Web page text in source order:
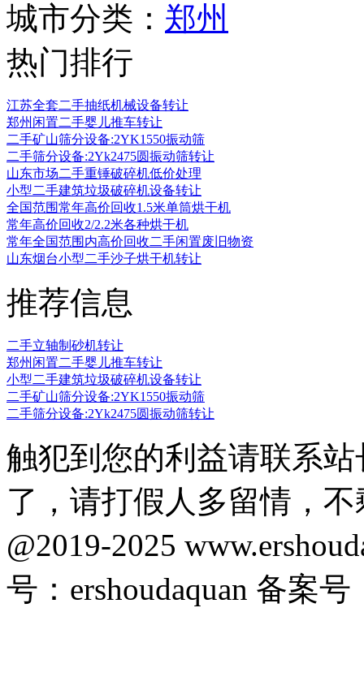
城市分类： 郑州
热门排行
江苏全套二手抽纸机械设备转让
郑州闲置二手婴儿推车转让
二手矿山筛分设备:2YK1550振动筛
二手筛分设备:2Yk2475圆振动筛转让
山东市场二手重锤破碎机低价处理
小型二手建筑垃圾破碎机设备转让
全国范围常年高价回收1.5米单筒烘干机
常年高价回收2/2.2米各种烘干机
常年全国范围内高价回收二手闲置废旧物资
山东烟台小型二手沙子烘干机转让
推荐信息
二手立轴制砂机转让
郑州闲置二手婴儿推车转让
小型二手建筑垃圾破碎机设备转让
二手矿山筛分设备:2YK1550振动筛
二手筛分设备:2Yk2475圆振动筛转让
触犯到您的利益请联系
了，请打假人多留情，
@2019-2025
号：ershoudaquan 备案